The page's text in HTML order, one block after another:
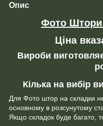
Опис
Фото Штори
Ціна
Вироби
Кілька на вибір
Для Фото штор на складки
основному в розсунутому
Якщо складок буде багато,